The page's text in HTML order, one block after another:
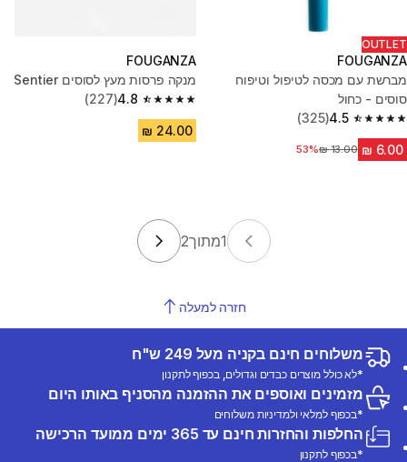
OUTLET
FOUGANZA
מברשת עם מכסה לטיפול וטיפוח
סוסים - כחול
4.5
4.5 out of 5 stars from 325 reviews
(325)
מחיר לפני הנחה‏13.00 ₪
53%
FOUGANZA
מנקה פרסות מעץ לסוסים Sentier
4.8
4.8 out of 5 stars from 227 reviews
(227)
1מתוך2
חזרה למעלה
משלוחים חינם בקניה מעל 249 ש"ח
*לא כולל מוצרים כבדים וגדולים, בכפוף לתקנון
מזמינים ואוספים את ההזמנה מהסניף באותו היום
*בכפוף למלאי ולמדיניות משלוחים
החלפות והחזרות חינם עד 365 ימים ממועד הרכישה
*בכפוף לתקנון